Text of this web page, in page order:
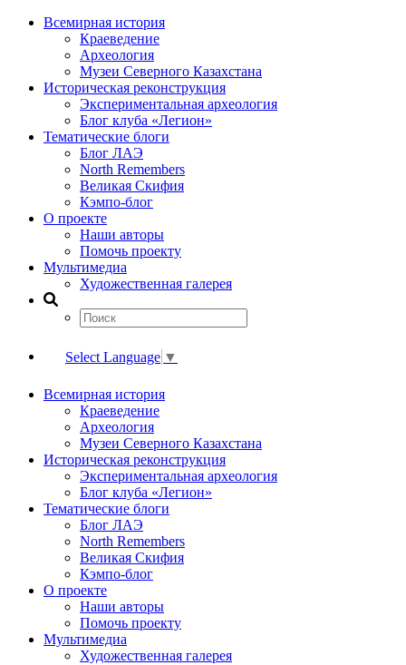
Всемирная история
Краеведение
Археология
Музеи Северного Казахстана
Историческая реконструкция
Экспериментальная археология
Блог клуба «Легион»
Тематические блоги
Блог ЛАЭ
North Remembers
Великая Скифия
Кэмпо-блог
О проекте
Наши авторы
Помочь проекту
Мультимедиа
Художественная галерея
Select Language ▼
Всемирная история
Краеведение
Археология
Музеи Северного Казахстана
Историческая реконструкция
Экспериментальная археология
Блог клуба «Легион»
Тематические блоги
Блог ЛАЭ
North Remembers
Великая Скифия
Кэмпо-блог
О проекте
Наши авторы
Помочь проекту
Мультимедиа
Художественная галерея